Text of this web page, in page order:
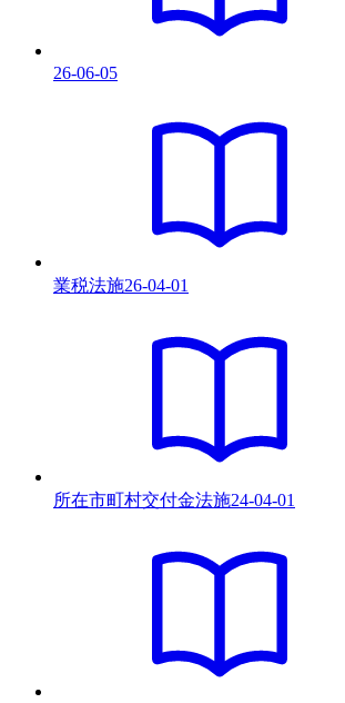
26-06-05
業税法施26-04-01
所在市町村交付金法施24-04-01